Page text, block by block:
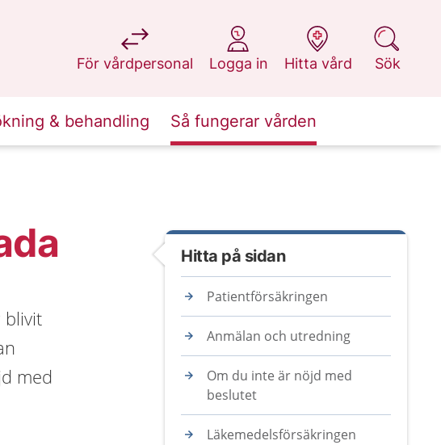
För vårdpersonal
på 1177.se
Logga in
på 1177.se
Hitta vård
på 1177.se
Sök
på 1177.se
& behandling Så fungerar vården
blivit
med
Hitta på sidan
Patientförsäkringen
Anmälan och utredning
Om du inte är nöjd med
beslutet
Läkemedelsförsäkringen